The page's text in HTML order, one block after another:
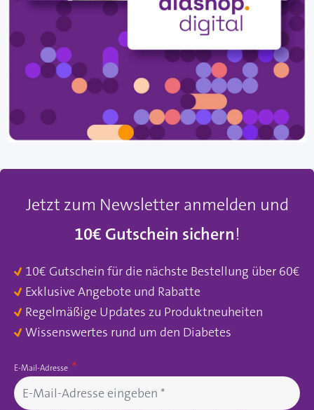
Jetzt zum Newsletter anmelden und
10€ Gutschein sichern!
10€ Gutschein für die nächste Bestellung über 60€
Exklusive Angebote und Rabatte
Regelmäßige Updates zu Produktneuheiten
Wissenswertes rund um den Diabetes
E-Mail-Adresse